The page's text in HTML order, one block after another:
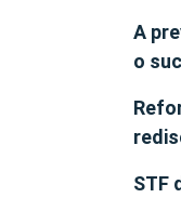
A
o
STF